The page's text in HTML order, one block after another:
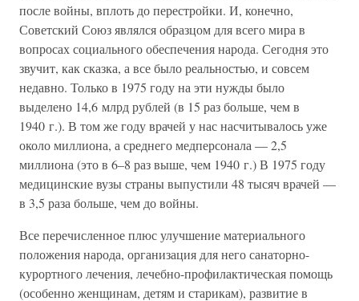
после войны, вплоть до перестройки. И, конечно,
Советский Союз являлся образцом для всего мира в
вопросах социального обеспечения народа. Сегодня это
звучит, как сказка, а все было реальностью, и совсем
недавно. Только в 1975 году на эти нужды было
выделено 14,6 млрд рублей (в 15 раз больше, чем в
1940 г.). В том же году врачей у нас насчитывалось уже
около миллиона, а среднего медперсонала — 2,5
миллиона (это в 6–8 раз выше, чем 1940 г.) В 1975 году
медицинские вузы страны выпустили 48 тысяч врачей —
в 3,5 раза больше, чем до войны.
Все перечисленное плюс улучшение материального
положения народа, организация для него санаторно-
курортного лечения, лечебно-профилактическая помощь
(особенно женщинам, детям и старикам), развитие в